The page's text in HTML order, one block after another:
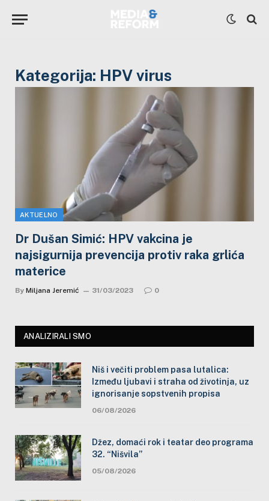
Kategorija: HPV virus
AKTUELNO
Dr Dušan Simić: HPV vakcina je
najsigurnija prevencija protiv raka grlića
materice
By Miljana Jeremić 31/03/2023 0
ANALIZIRALI SMO
Niš i večiti problem pasa lutalica:
Između ljubavi i straha od životinja, uz
ignorisanje sopstvenih propisa
06/08/2026
Džez, domaći rok i teatar deo programa
32. “Nišvila”
05/08/2026